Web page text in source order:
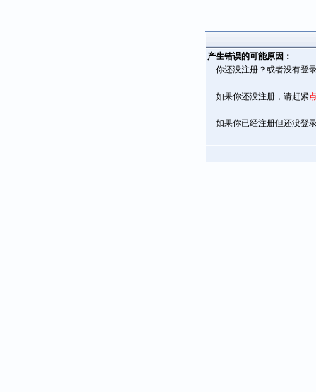
产生错误的可能原因：
你还没注册？或者没有登
如果你还没注册，请赶紧
如果你已经注册但还没登